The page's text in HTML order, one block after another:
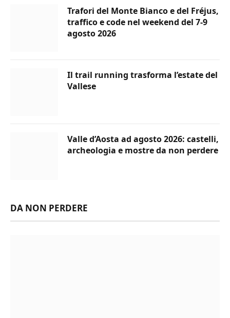
Trafori del Monte Bianco e del Fréjus,
traffico e code nel weekend del 7-9
agosto 2026
Il trail running trasforma l’estate del
Vallese
Valle d’Aosta ad agosto 2026: castelli,
archeologia e mostre da non perdere
DA NON PERDERE